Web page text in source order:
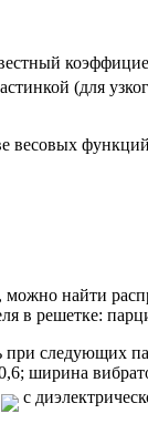
(для
весовых
найти
в решетке:
следующих
ширина
с